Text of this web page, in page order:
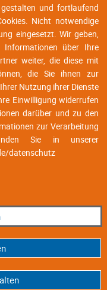
und fortlaufend
Nicht notwendige
eingesetzt. Wir geben,
Informationen über Ihre
weiter, die diese mit
die Sie ihnen zur
Nutzung ihrer Dienste
Einwilligung widerrufen
darüber und zu den
zur Verarbeitung
Sie in unserer
datenschutz